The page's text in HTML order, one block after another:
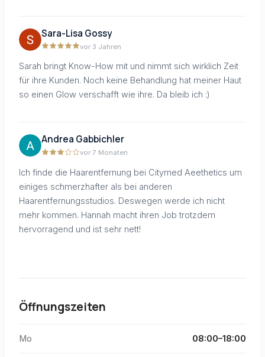
Sara-Lisa Gossy
vor 3 Jahren
Sarah bringt Know-How mit und nimmt sich wirklich Zeit
für ihre Kunden. Noch keine Behandlung hat meiner Haut
so einen Glow verschafft wie ihre. Da bleib ich :)
Andrea Gabbichler
vor 7 Monaten
Ich finde die Haarentfernung bei Citymed Aeethetics um
einiges schmerzhafter als bei anderen
Haarentfernungsstudios. Deswegen werde ich nicht
mehr kommen. Hannah macht ihren Job trotzdem
hervorragend und ist sehr nett!
Öffnungszeiten
Mo 08:00–18:00